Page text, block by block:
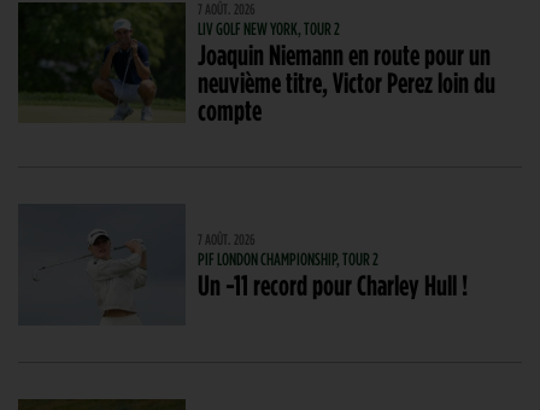
7 AOÛT. 2026
LIV GOLF NEW YORK, TOUR 2
Joaquin Niemann en route pour un
neuvième titre, Victor Perez loin du
compte
7 AOÛT. 2026
PIF LONDON CHAMPIONSHIP, TOUR 2
Un -11 record pour Charley Hull !